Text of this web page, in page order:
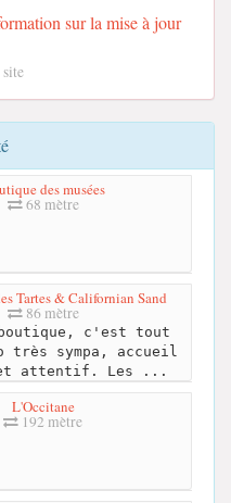
sur la mise à jour
des musées
68 mètre
Tartes & Californian Sand
86 mètre
c'est tout
très sympa, accueil
attentif. Les ...
L'Occitane
192 mètre